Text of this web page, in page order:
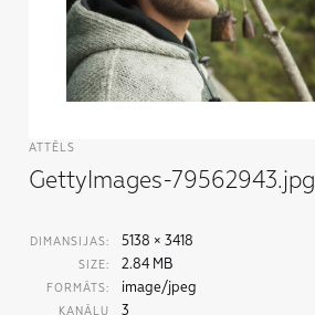
ATTĒLS
GettyImages-79562943.jpg
DIMANSIJAS: 5138 × 3418
SIZE: 2.84 MB
FORMĀTS: image/jpeg
KANĀLU
3